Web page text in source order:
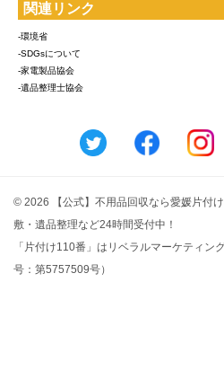
関連リンク
-環境省
-SDGsについて
-家電製品協会
-遺品整理士協会
© 2026 【公式】不用品回収なら愛媛片付
敷・遺品整理など24時間受付中！
「片付け110番」はリベラルマーケティン
号：第5757509号）